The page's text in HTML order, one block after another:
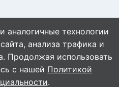
аналогичные технологии
анализа трафика и
Продолжая использовать
с нашей Политикой
.